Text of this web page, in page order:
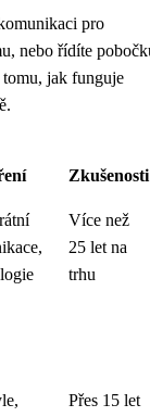
pro
nebo řídíte
jak funguje
Zkušenosti
Více než
25 let na
trhu
Přes 15 let